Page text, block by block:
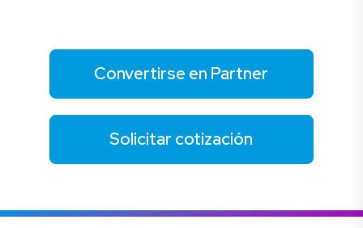
Convertirse en Partner
Solicitar cotización